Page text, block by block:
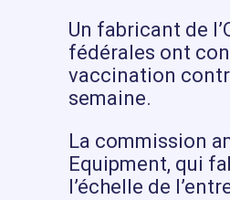
Un fabricant de
fédérales ont
vaccination
semaine.
La commission
Equipment, qui
l’échelle de